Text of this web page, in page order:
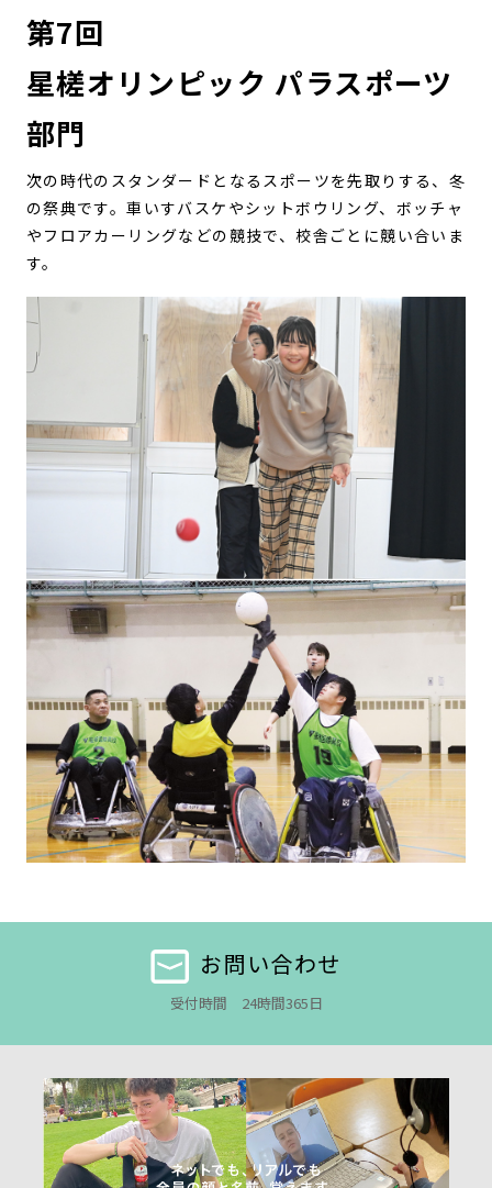
第7回
星槎オリンピック パラスポーツ
部門
次の時代のスタンダードとなるスポーツを先取りする、冬
の祭典です。車いすバスケやシットボウリング、ボッチャ
やフロアカーリングなどの競技で、校舎ごとに競い合いま
す。
お問い合わせ
受付時間 24時間365日